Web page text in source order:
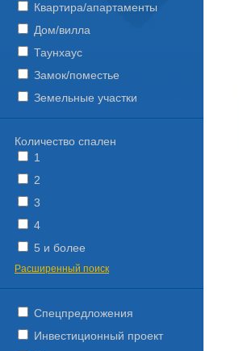
Квартира/апартаменты
Дом/вилла
Таунхаус
Замок/поместье
Земельные участки
Количество спален
1
2
3
4
5 и более
Расширенный поиск
Спецпредложения
Инвестиционный проект